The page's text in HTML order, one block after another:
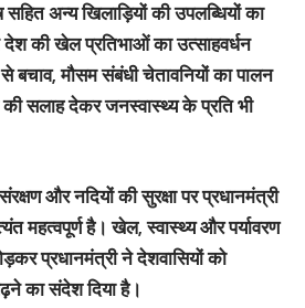
अन्य खिलाड़ियों की उपलब्धियों का
की खेल प्रतिभाओं का उत्साहवर्धन
से बचाव, मौसम संबंधी चेतावनियों का पालन
की सलाह देकर जनस्वास्थ्य के प्रति भी
और नदियों की सुरक्षा पर प्रधानमंत्री
महत्वपूर्ण है। खेल, स्वास्थ्य और पर्यावरण
प्रधानमंत्री ने देशवासियों को
का संदेश दिया है।